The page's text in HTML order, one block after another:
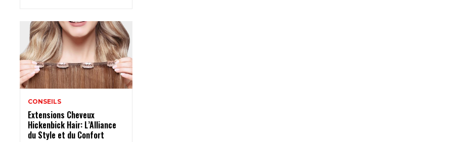
CONSEILS
Extensions Cheveux
Hickenbick Hair: L’Alliance
du Style et du Confort